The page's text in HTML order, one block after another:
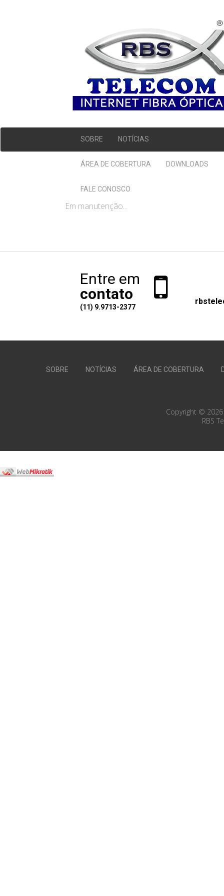
SOBRE NOTÍCIAS
ÁREA DE COBERTURA DOWNLOADS
FALE CONOSCO
Em manutenção...
Entre em
contato
(11) 9.9713-2377
SOBRE NOTÍCIAS ÁREA DE COBERTURA
Copyright ©
RBS